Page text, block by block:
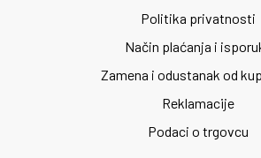
Politika privatnosti
Način plaćanja i
Zamena i odustanak od
Reklamacije
Podaci o trgovcu